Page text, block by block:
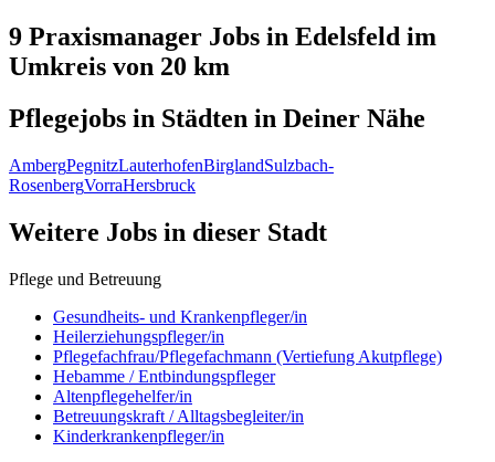
9 Praxismanager Jobs in Edelsfeld im
Umkreis von 20 km
Pflegejobs in Städten in Deiner Nähe
AmbergPegnitzLauterhofenBirglandSulzbach-
RosenbergVorraHersbruck
Weitere Jobs in dieser Stadt
Pflege und Betreuung
Gesundheits- und Krankenpfleger/in
Heilerziehungspfleger/in
Pflegefachfrau/Pflegefachmann (Vertiefung Akutpflege)
Hebamme / Entbindungspfleger
Altenpflegehelfer/in
Betreuungskraft / Alltagsbegleiter/in
Kinderkrankenpfleger/in